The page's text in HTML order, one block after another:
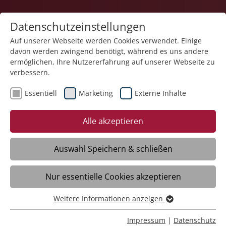
31.10.2025
Bildungsprogramm 2026 der
Akademie Schloss Liebenau
erschienen
Meckenbeuren/Liebenau - Mit einer
differenzierten Palette an Fort- und
Weiterbildungen ist jetzt das neue
Bildungsprogramm der Akademie Schloss
Datenschutzeinstellungen
Auf unserer Webseite werden Cookies verwendet. Einige
davon werden zwingend benötigt, während es uns andere
ermöglichen, Ihre Nutzererfahrung auf unserer Webseite zu
verbessern.
Essentiell Marketing Externe Inhalte
Alle akzeptieren
Auswahl Speichern & schließen
Nur essentielle Cookies akzeptieren
Essentiell
Essentielle Cookies werden für grundlegende Funktionen
Weitere Informationen anzeigen
Impressum | Datenschutz